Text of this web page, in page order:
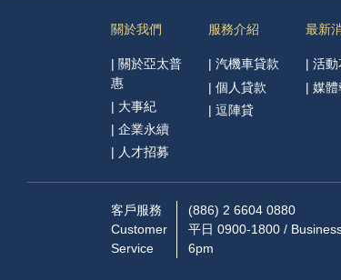
關於我們
| 關於亞太普
惠
| 大事紀
| 企業永續
| 人才招募
服務介紹
|汽機車貸款
|個人貸款
|逗陣貸
最新
|活動
|媒
客戶服務
Customer
Service
(886) 2 6604 0880
平日 0900-1800 /
6pm